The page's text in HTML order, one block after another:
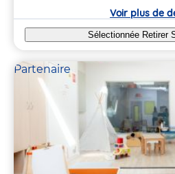
Voir plus de
Sélectionnée Retirer
Partenaire